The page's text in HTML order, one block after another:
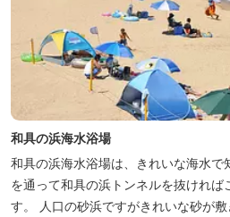
和具の浜海水浴場
和具の浜海水浴場は、きれいな海水で
を通って和具の浜トンネルを抜ければ
す。 人口の砂浜ですがきれいな砂が敷きつめられており、大きな波